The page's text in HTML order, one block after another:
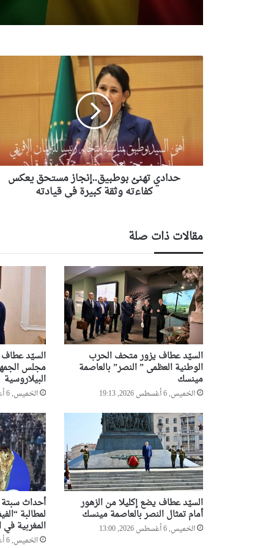
تام في وجهات النظر
تبون
حدادي
بوطبيق..إنجاز
كبيرة
في
حدادي تهنئ بوطبيق..إنجاز مستحق يعكس
كفاءته وثقة كبيرة في قيادته
مقالات ذات صلة
السيّد عطاف يزور متحف الحرب
الوطنية العظمى ” النصر” بالعاصمة
مينسك
الخميس, 6 أغسطس 2026, 19:13
السيّد
مجلس
البيلاروسية
الخميس, 6 أغسطس 2026, 18:55
السيّد عطاف يضع إكليلا من الزهور
أمام تمثال النصر بالعاصمة مينسك
الخميس, 6 أغسطس 2026, 13:00
أحداث سبتة
لمطالبة
المغربية في
الخميس, 6 أغسطس 2026, 12:47